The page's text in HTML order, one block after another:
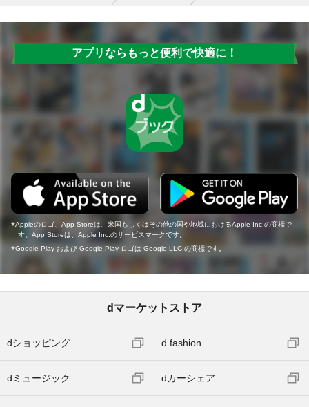
アプリならもっと便利で快適に！
Appleのロゴ、App Storeは、米国もしくはその他の国や地域におけるApple Inc.の商標で
す。App Storeは、Apple Inc.のサービスマークです。
Google Play および Google Play ロゴは Google LLC の商標です。
dマーケットストア
dショッピング d fashion
dミュージック dカーシェア